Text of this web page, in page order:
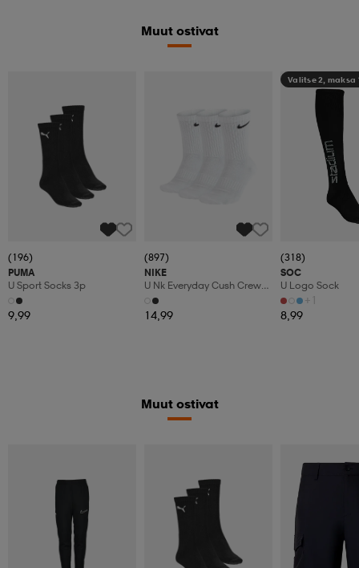
Muut ostivat
(196)
PUMA
U Sport Socks 3p
9,99
(897)
NIKE
U Nk Everyday Cush Crew
3pr
14,99
Valitse 2, maksa
(318)
SOC
U Logo Sock
+1
8,99
Muut ostivat